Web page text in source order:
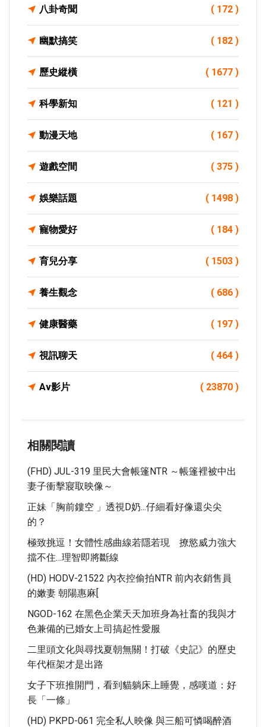
八卦奇聞 ( 172 )
幽默搞笑 ( 182 )
歷史縱橫 ( 1677 )
科學新知 ( 121 )
動漫天地 ( 167 )
遊戲空間 ( 375 )
娛樂話題 ( 1498 )
寵物愛好 ( 184 )
育兒分享 ( 1503 )
養生觀念 ( 686 )
健康醫藥 ( 197 )
視訊聊天 ( 464 )
Av影片 ( 23870 )
相關閱讀
(FHD) JUL-319 里民大會帳篷NTR ～帳篷裡被中出
妻子衝擊寢取映像～
正妹「胸前鏤空 」透視D奶...仔細看好像還尖尖
的？
極致挑逗！女體性感曲線若隱若現 撩慾威力強大
擋不住…理智即將斷線
(HD) HODV-21522 內衣控偷拍NTR 前內衣銷售員
的嫩妻 朝陽惠麻[
NGOD-162 在黑色企業天天加班身為社畜的我與才
色兼備的已婚女上司搞起性愛服
二里頭文化與尋找夏朝無關！打破《史記》的歷史
年代框架才是出路
女子下班推開門，看到貓躺床上睡覺，感嘆道：好
長「一條」
(HD) PKPD-061 完全私人映像 與三船可憐喝醉酒